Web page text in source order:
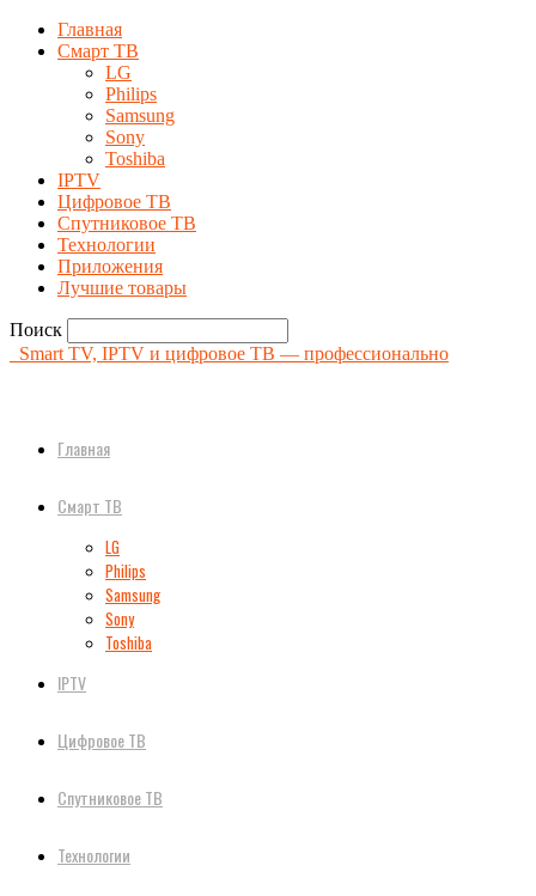
Главная
Смарт ТВ
LG
Philips
Samsung
Sony
Toshiba
IPTV
Цифровое ТВ
Спутниковое ТВ
Технологии
Приложения
Лучшие товары
Поиск
Smart TV, IPTV и цифровое ТВ — профессионально
Главная
Смарт ТВ
LG
Philips
Samsung
Sony
Toshiba
IPTV
Цифровое ТВ
Спутниковое ТВ
Технологии